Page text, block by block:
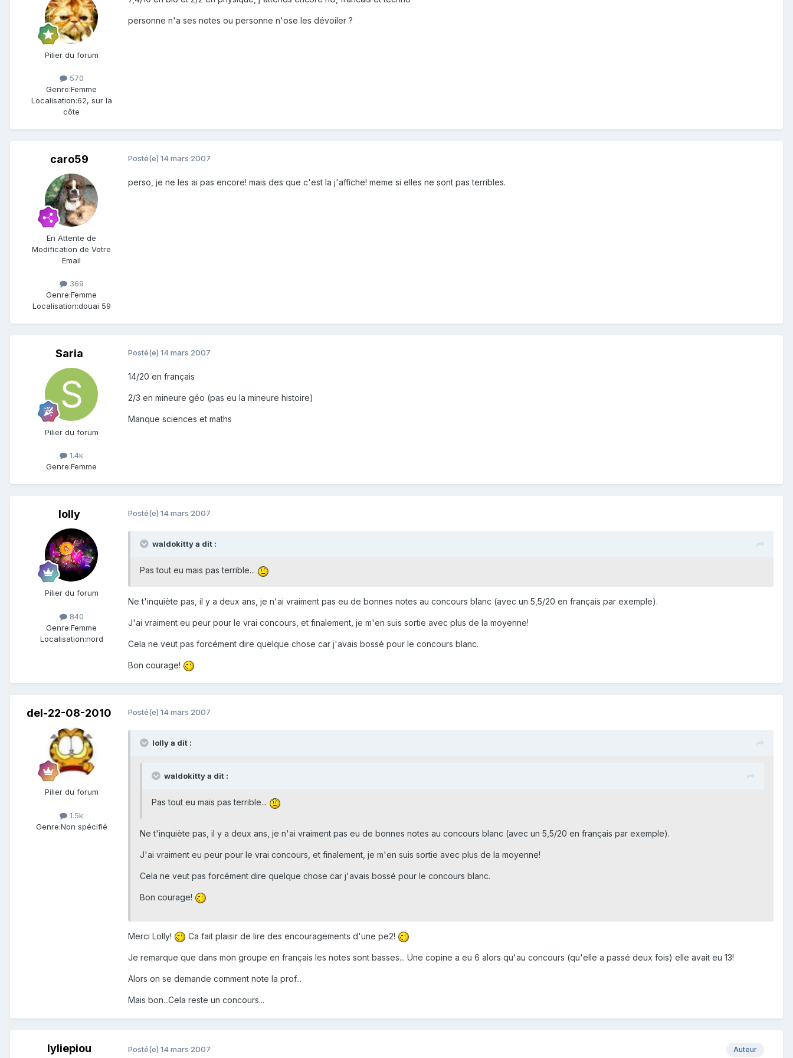
Pilier du forum
570
Genre:Femme
Localisation:62, sur la
côte
personne n'a ses notes ou personne n'ose les dévoiler ?
caro59
En Attente de
Modification de Votre
Email
369
Genre:Femme
Localisation:douai 59
Posté(e) 14 mars 2007
perso, je ne les ai pas encore! mais des que c'est la j'affiche! meme si elles ne sont pas terribles.
Saria
Pilier du forum
1.4k
Genre:Femme
Posté(e) 14 mars 2007
14/20 en français
2/3 en mineure géo (pas eu la mineure histoire)
Manque sciences et maths
lolly
Pilier du forum
840
Genre:Femme
Localisation:nord
Posté(e) 14 mars 2007
waldokitty a dit :
Pas tout eu mais pas terrible...
Ne t'inquiète pas, il y a deux ans, je n'ai vraiment pas eu de bonnes notes au concours blanc (avec un 5,5/20 en français par exemple).
J'ai vraiment eu peur pour le vrai concours, et finalement, je m'en suis sortie avec plus de la moyenne!
Cela ne veut pas forcément dire quelque chose car j'avais bossé pour le concours blanc.
Bon courage!
del-22-08-2010
Pilier du forum
1.5k
Genre:Non spécifié
Posté(e) 14 mars 2007
lolly a dit :
waldokitty a dit :
Pas tout eu mais pas terrible...
Ne t'inquiète pas, il y a deux ans, je n'ai vraiment pas eu de bonnes notes au concours blanc (avec un 5,5/20 en français par exemple).
J'ai vraiment eu peur pour le vrai concours, et finalement, je m'en suis sortie avec plus de la moyenne!
Cela ne veut pas forcément dire quelque chose car j'avais bossé pour le concours blanc.
Bon courage!
Merci Lolly! Ca fait plaisir de lire des encouragements d'une pe2!
Je remarque que dans mon groupe en français les notes sont basses... Une copine a eu 6 alors qu'au concours (qu'elle a passé deux fois) elle avait eu 13!
Alors on se demande comment note la prof...
Mais bon...Cela reste un concours...
lyliepiou Auteur
Posté(e) 14 mars 2007